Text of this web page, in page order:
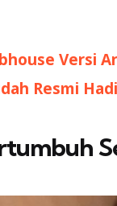
Versi
Resmi